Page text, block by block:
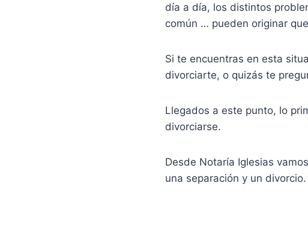
día a día, los distintos
común … pueden originar
Si te encuentras en esta
divorciarte, o quizás te
Llegados a este punto, lo
divorciarse.
Desde Notaría Iglesias
una separación y un divorcio.